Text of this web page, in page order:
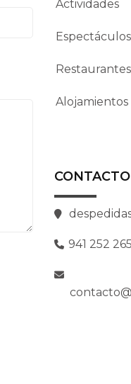
Actividades
Espectáculos
Restaurantes
Alojamientos
CONTACTO
941 252 265